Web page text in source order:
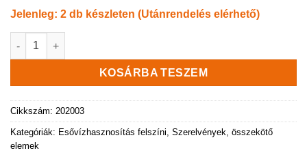
Jelenleg: 2 db készleten (Utánrendelés elérhető)
Fúró DN100 fúrószárral együtt mennyiség
KOSÁRBA TESZEM
Cikkszám: 202003
Kategóriák: Esővízhasznosítás felszíni Szerelvények, összekötő
elemek